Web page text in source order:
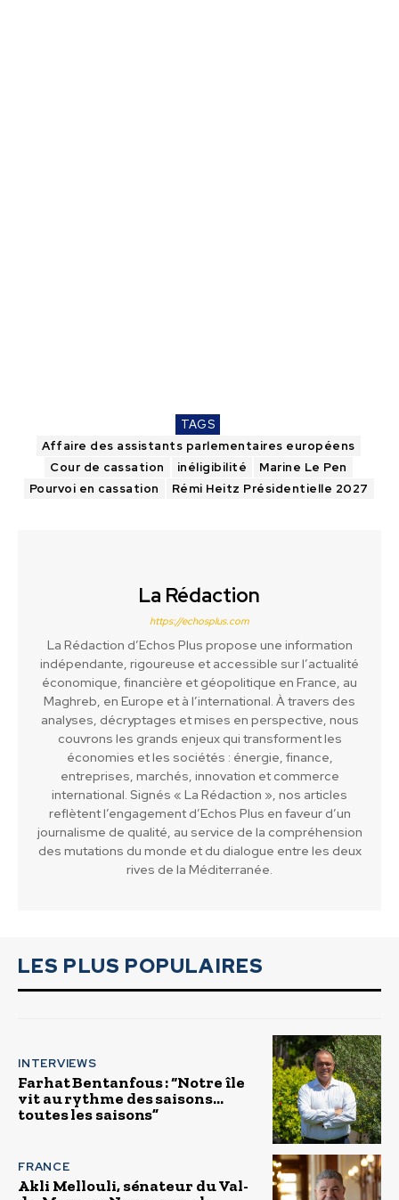
TAGS
Affaire des assistants parlementaires européens
Cour de cassation
inéligibilité
Marine Le Pen
Pourvoi en cassation
Rémi Heitz Présidentielle 2027
La Rédaction
https://echosplus.com
La Rédaction d’Echos Plus propose une information
indépendante, rigoureuse et accessible sur l’actualité
économique, financière et géopolitique en France, au
Maghreb, en Europe et à l’international. À travers des
analyses, décryptages et mises en perspective, nous
couvrons les grands enjeux qui transforment les
économies et les sociétés : énergie, finance,
entreprises, marchés, innovation et commerce
international. Signés « La Rédaction », nos articles
reflètent l’engagement d’Echos Plus en faveur d’un
journalisme de qualité, au service de la compréhension
des mutations du monde et du dialogue entre les deux
rives de la Méditerranée.
LES PLUS POPULAIRES
INTERVIEWS
Farhat Bentanfous : “Notre île
vit au rythme des saisons…
toutes les saisons”
FRANCE
Akli Mellouli, sénateur du Val-